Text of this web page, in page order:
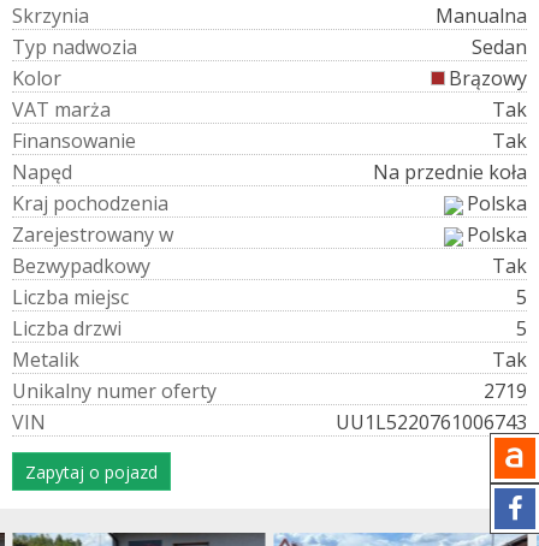
Skrzynia
Manualna
Typ nadwozia
Sedan
Kolor
Brązowy
VAT marża
Tak
Finansowanie
Tak
Napęd
Na przednie koła
Kraj pochodzenia
Polska
Zarejestrowanyw
Polska
Bezwypadkowy
Tak
Liczba miejsc
5
Liczba drzwi
5
Metalik
Tak
Unikalny numeroferty
2719
VIN UU1L5220761006743
Zapytaj o pojazd